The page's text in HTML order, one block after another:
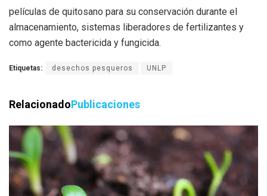
películas de quitosano para su conservación durante el
almacenamiento, sistemas liberadores de fertilizantes y
como agente bactericida y fungicida.
Etiquetas: desechos pesqueros UNLP
RelacionadoPublicaciones